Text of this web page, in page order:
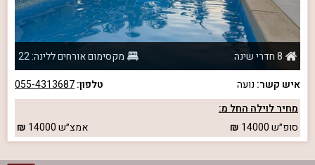
8 חדרי שינה
מקסימום אורחים ללינה: 22
איש קשר: נועה טלפון:055-4313687
מחיר לוילה החל מ:
סופ״ש14000 אמצ״ש14000